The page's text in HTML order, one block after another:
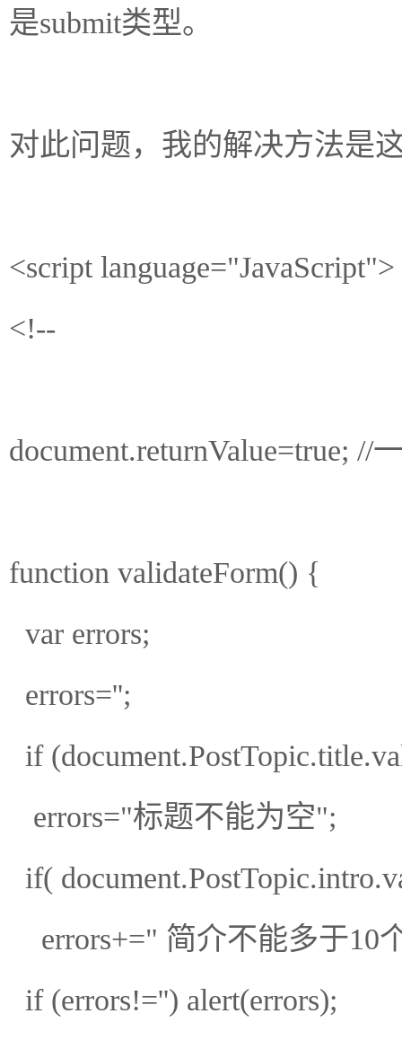
是submit类型。
对此问题，我的解决方法是
<script language="JavaScript">
<!--
document.returnValue=true;
function validateForm() {
var errors;
errors='';
if
errors="标题不能为空";
if(
errors+=" 简介不能多于10
if (errors!='') alert(errors);